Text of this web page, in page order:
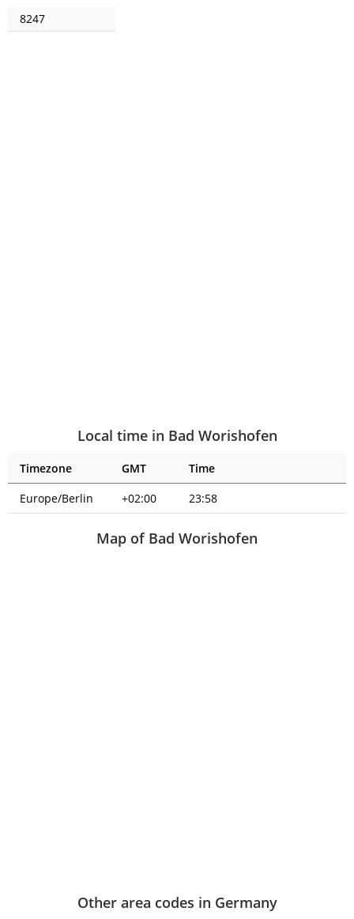
8247
Local time in Bad Worishofen
Timezone GMT
Time
Europe/Berlin
+02:00 23:58
Map of Bad Worishofen
Other area codes in Germany